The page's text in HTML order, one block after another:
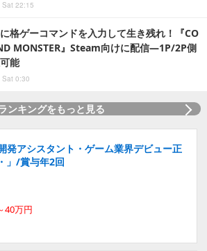
22:15
格ゲーコマンドを入力して生き残れ！『CO
MONSTER』Steam向けに配信―1P/2P側
能
0:30
ンキングをもっと見る
発アシスタント・ゲーム業界デビュー正
」/賞与年2回
40万円